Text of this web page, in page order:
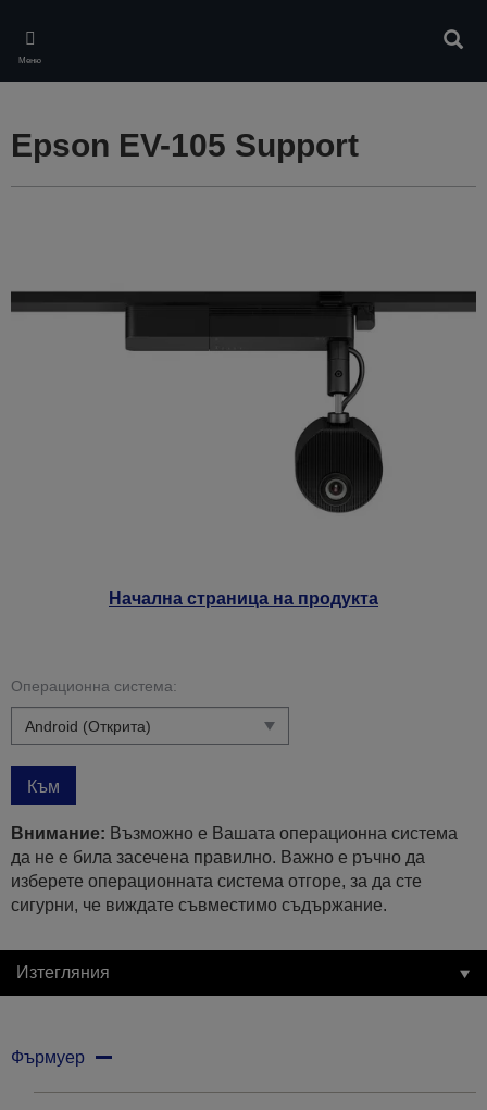
main
content
Меню
Начална страница на продукта
Epson EV-105 Support
Операционна система:
Към
Внимание: Възможно е Вашата операционна система
да не е била засечена правилно. Важно е ръчно да
изберете операционната система отгоре, за да сте
сигурни, че виждате съвместимо съдържание.
Изтегляния
Фърмуер